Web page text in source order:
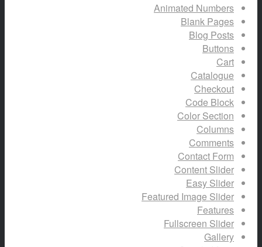
Animated Numbers
Blank Pages
Blog Posts
Buttons
Cart
Catalogue
Checkout
Code Block
Color Section
Columns
Comments
Contact Form
Content Slider
Easy Slider
Featured Image Slider
Features
Fullscreen Slider
Gallery